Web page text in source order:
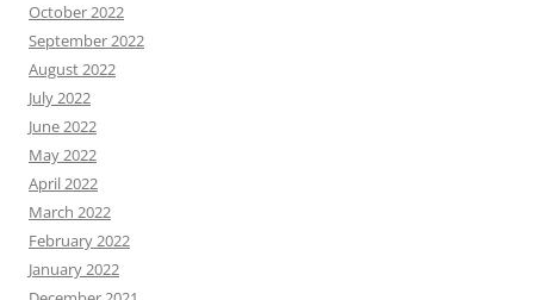
October 2022
September 2022
August 2022
July 2022
June 2022
May 2022
April 2022
March 2022
February 2022
January 2022